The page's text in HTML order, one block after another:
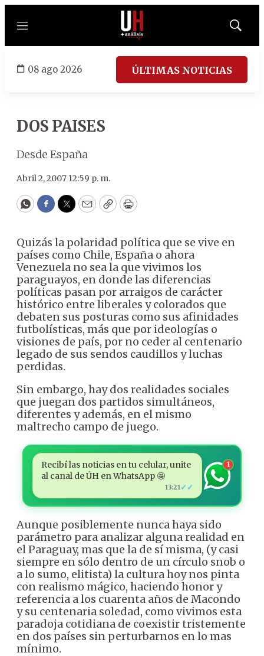
Menú
Mostrar
08 ago 2026 ÚLTIMAS NOTICIAS
DOS PAISES
Desde España
Abril 2, 2007 12:59 p. m.
WhatsApp
Facebook
Twitter
EmailCopyPrint
Quizás la polaridad política que se vive en
países como Chile, España o ahora
Venezuela no sea la que vivimos los
paraguayos, en donde las diferencias
políticas pasan por arraigos de carácter
histórico entre liberales y colorados que
debaten sus posturas como sus afinidades
futbolísticas, más que por ideologías o
visiones de país, por no ceder al centenario
legado de sus sendos caudillos y luchas
perdidas.
Sin embargo, hay dos realidades sociales
que juegan dos partidos simultáneos,
diferentes y además, en el mismo
maltrecho campo de juego.
Recibí las noticias en tu celular, unite
al canal de ÚH en WhatsApp 🤩
13:21✓✓
1
Aunque posiblemente nunca haya sido
parámetro para analizar alguna realidad en
el Paraguay, mas que la de sí misma, (y casi
siempre en sólo dentro de un círculo snob o
a lo sumo, elitista) la cultura hoy nos pinta
con realismo mágico, haciendo honor y
referencia a los cuarenta años de Macondo
y su centenaria soledad, como vivimos esta
paradoja cotidiana de coexistir tristemente
en dos países sin perturbarnos en lo mas
mínimo.